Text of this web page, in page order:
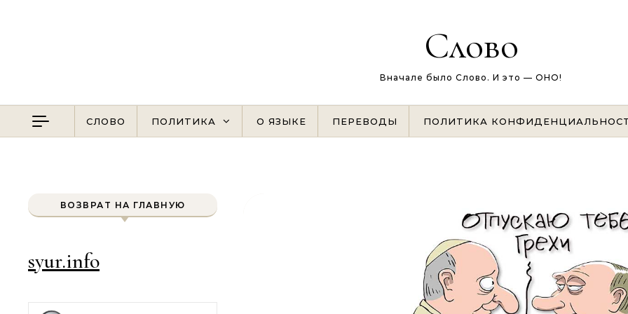
Слово
Вначале было Слово. И это — ОНО!
СЛОВО ПОЛИТИКА О ЯЗЫКЕ ПЕРЕВОДЫ ПОЛИТИКА
ВОЗВРАТ НА ГЛАВНУЮ
syur.info